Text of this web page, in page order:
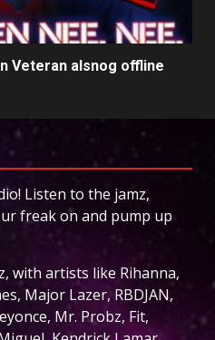
Veteran alsnog offline
Listen to the jamz,
freak on and pump up
with artists like Rihanna,
Major Lazer, RBDJAN,
Mr. Probz, Fit,